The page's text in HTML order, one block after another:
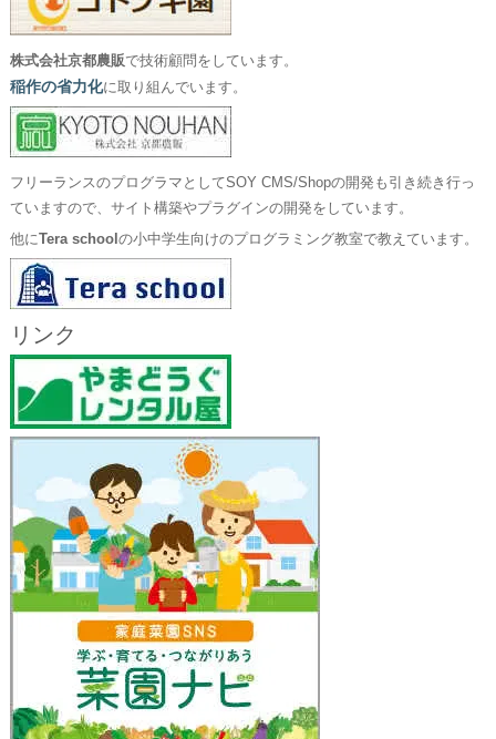
株式会社京都農販で技術顧問をしています。
稲作の省力化に取り組んでいます。
フリーランスのプログラマとしてSOY CMS/Shopの開発も引き続き行っ
ていますので、サイト構築やプラグインの開発をしています。
他にTera school の小中学生向けのプログラミング教室で教えています。
リンク